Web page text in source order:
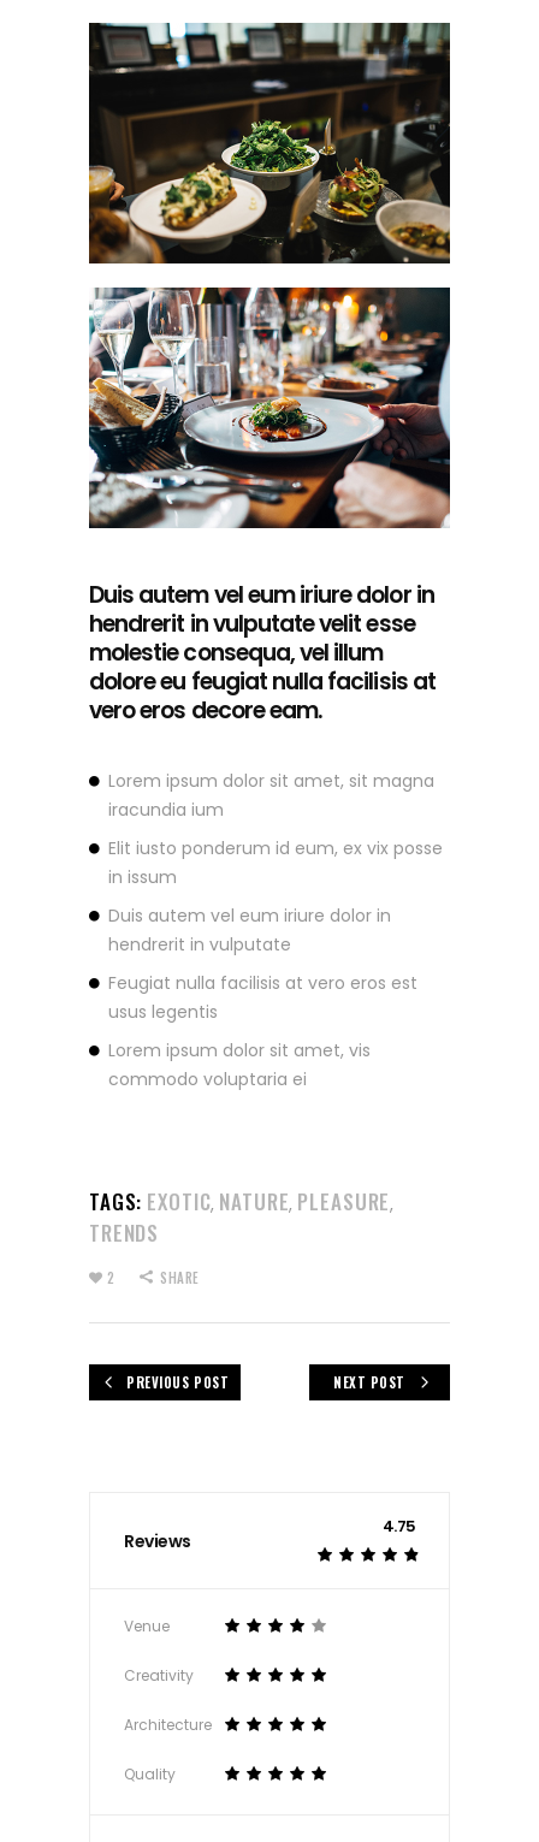
Duis autem vel eum iriure dolor in
hendrerit in vulputate velit esse
molestie consequa, vel illum
dolore eu feugiat nulla facilisis at
vero eros decore eam.
Lorem ipsum dolor sit amet, sit magna
iracundia ium
Elit iusto ponderum id eum, ex vix posse
in issum
Duis autem vel eum iriure dolor in
hendrerit in vulputate
Feugiat nulla facilisis at vero eros est
usus legentis
Lorem ipsum dolor sit amet, vis
commodo voluptaria ei
TAGS: EXOTIC, NATURE, PLEASURE,
TRENDS
2 SHARE
PREVIOUS POST NEXT POST
Reviews
4.75
Venue
Creativity
Architecture
Quality